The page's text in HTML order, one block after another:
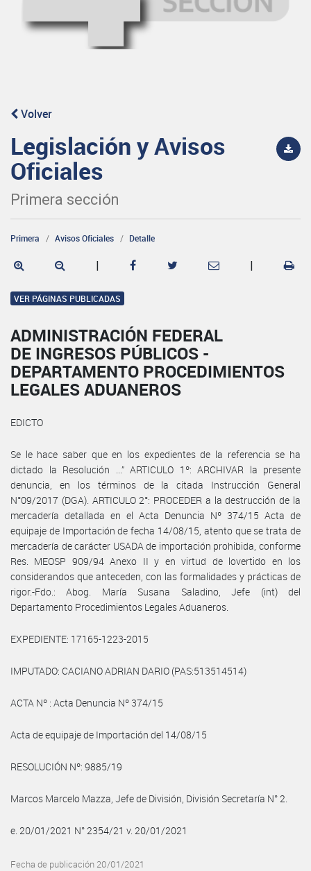
Volver
Legislación y Avisos
Oficiales
Primera sección
Primera Avisos Oficiales Detalle
| |
VER PÁGINAS PUBLICADAS
ADMINISTRACIÓN FEDERAL
DE INGRESOS PÚBLICOS -
DEPARTAMENTO PROCEDIMIENTOS
LEGALES ADUANEROS
EDICTO
Se le hace saber que en los expedientes de la referencia se ha
dictado la Resolución ...” ARTICULO 1º: ARCHIVAR la presente
denuncia, en los términos de la citada Instrucción General
N°09/2017 (DGA). ARTICULO 2°: PROCEDER a la destrucción de la
mercadería detallada en el Acta Denuncia Nº 374/15 Acta de
equipaje de Importación de fecha 14/08/15, atento que se trata de
mercadería de carácter USADA de importación prohibida, conforme
Res. MEOSP 909/94 Anexo II y en virtud de lovertido en los
considerandos que anteceden, con las formalidades y prácticas de
rigor.-Fdo.: Abog. María Susana Saladino, Jefe (int) del
Departamento Procedimientos Legales Aduaneros.
EXPEDIENTE: 17165-1223-2015
IMPUTADO: CACIANO ADRIAN DARIO (PAS:513514514)
ACTA Nº : Acta Denuncia Nº 374/15
Acta de equipaje de Importación del 14/08/15
RESOLUCIÓN Nº: 9885/19
Marcos Marcelo Mazza, Jefe de División, División Secretaría N° 2.
e. 20/01/2021 N° 2354/21 v. 20/01/2021
Fecha de publicación 20/01/2021